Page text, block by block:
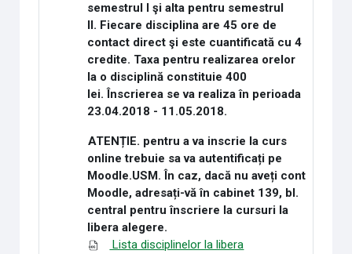
semestrul I şi alta pentru semestrul
II. Fiecare disciplina are 45 ore de
contact direct şi este cuantificată cu 4
credite. Taxa pentru realizarea orelor
la o disciplină constituie 400
lei. Înscrierea se va realiza în perioada
23.04.2018 - 11.05.2018.
ATENȚIE. pentru a va inscrie la curs
online trebuie sa va autentificați pe
Moodle.USM. În caz, dacă nu aveți cont
Moodle, adresați-vă în cabinet 139, bl.
central pentru înscriere la cursuri la
libera alegere.
Lista disciplinelor la libera